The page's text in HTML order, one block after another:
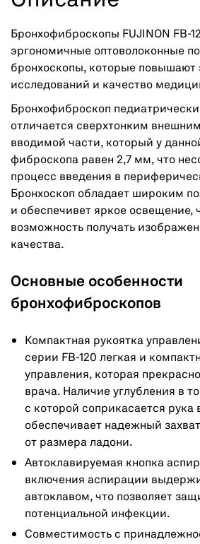
Бронхофиброскопы FUJINON FB-
эргономичные оптоволоконные
бронхоскопы, которые повышают
исследований и качество
Бронхофиброскоп
отличается сверхтонким
вводимой части, который у
фиброскопа равен 2,7 мм, что
процесс введения в
Бронхоскоп обладает широким
и обеспечивет яркое освещение,
возможность получать
качества.
Основные особенности
бронхофиброскопов
Компактная рукоятка
серии FB-120 легкая и
управления, которая
врача. Наличие углубления в
с которой соприкасается рука
обеспечивает надежный
от размера ладони.
Автоклавируемая кнопка
включения аспирации
автоклавом, что позволяет
потенциальной инфекции.
Совместимость с